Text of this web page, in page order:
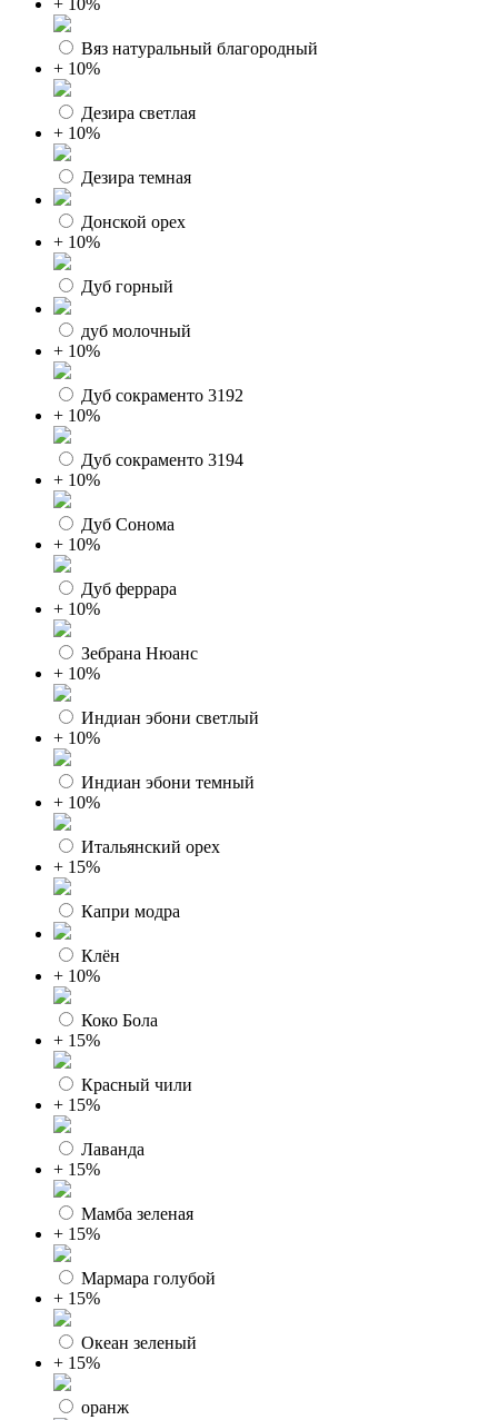
+ 10%
Вяз натуральный благородный
+ 10%
Дезира светлая
+ 10%
Дезира темная
Донской орех
+ 10%
Дуб горный
дуб молочный
+ 10%
Дуб сокраменто 3192
+ 10%
Дуб сокраменто 3194
+ 10%
Дуб Сонома
+ 10%
Дуб феррара
+ 10%
Зебрана Нюанс
+ 10%
Индиан эбони светлый
+ 10%
Индиан эбони темный
+ 10%
Итальянский орех
+ 15%
Капри модра
Клён
+ 10%
Коко Бола
+ 15%
Красный чили
+ 15%
Лаванда
+ 15%
Мамба зеленая
+ 15%
Мармара голубой
+ 15%
Океан зеленый
+ 15%
оранж